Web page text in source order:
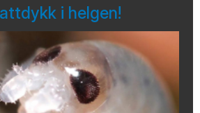
i helgen!